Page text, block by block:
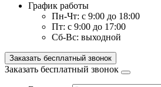
График работы
Пн-Чт: с 9:00 до 18:00
Пт: с 9:00 до 17:00
Сб-Вс: выходной
Заказать бесплатный звонок
Заказать бесплатный звонок